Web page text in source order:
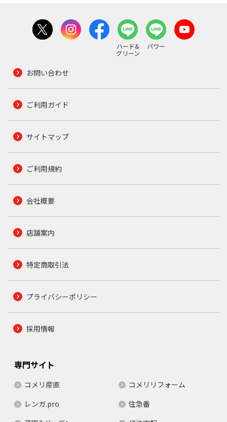
ハード&
グリーン
パワー
お問い合わせ
ご利用ガイド
サイトマップ
ご利用規約
会社概要
店舗案内
特定商取引法
プライバシーポリシー
採用情報
専門サイト
コメリ産直
コメリリフォーム
レンガ.pro
住急番